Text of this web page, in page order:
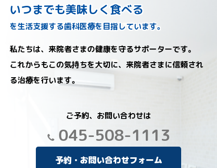
いつまでも美味しく食べる
を生活支援する歯科医療を目指しています。
私たちは、来院者さまの健康を守るサポーターです。
これからもこの気持ちを大切に、来院者さまに信頼され
る治療を行います。
ご予約、お問い合わせは
045-508-1113
予約・お問い合わせフォーム